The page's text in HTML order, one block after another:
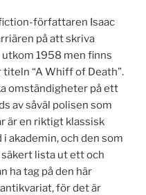
författaren Isaac
på att skriva
utkom 1958 men finns
“A Whiff of Death”.
omständigheter på ett
av såväl polisen som
är en riktigt klassisk
akademin, och den som
lista ut ett och
ha tag på den här
för det är